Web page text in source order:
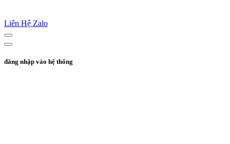
Liên Hệ Zalo
đăng nhập vào hệ thống